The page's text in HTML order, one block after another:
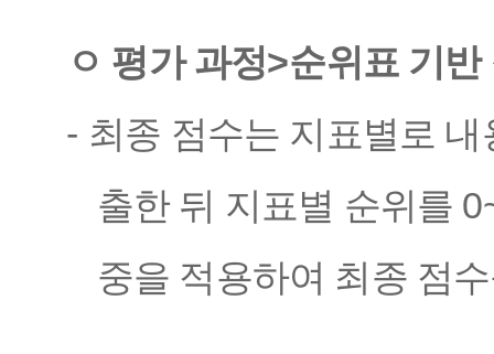
ㅇ 평가 과정>순위표 기반
- 최종 점수는 지표별로 내
출한 뒤 지표별 순위를
중을 적용하여 최종 점